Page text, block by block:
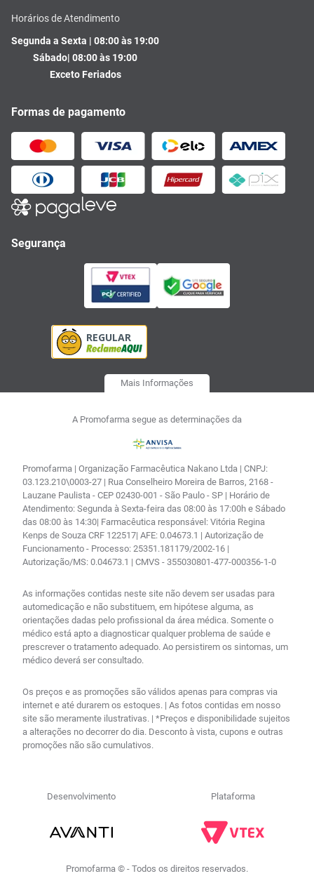
Horários de Atendimento
Segunda a Sexta | 08:00 às 19:00
Sábado| 08:00 às 19:00
Exceto Feriados
Formas de pagamento
Segurança
Mais Informações
A Promofarma segue as determinações da
Promofarma | Organização Farmacêutica Nakano Ltda | CNPJ:
03.123.210\0003-27 | Rua Conselheiro Moreira de Barros, 2168 -
Lauzane Paulista - CEP 02430-001 - São Paulo - SP | Horário de
Atendimento: Segunda à Sexta-feira das 08:00 às 17:00h e Sábado
das 08:00 às 14:30| Farmacêutica responsável: Vitória Regina
Kenps de Souza CRF 122517| AFE: 0.04673.1 | Autorização de
Funcionamento - Processo: 25351.181179/2002-16 |
Autorização/MS: 0.04673.1 | CMVS - 355030801-477-000356-1-0
As informações contidas neste site não devem ser usadas para
automedicação e não substituem, em hipótese alguma, as
orientações dadas pelo profissional da área médica. Somente o
médico está apto a diagnosticar qualquer problema de saúde e
prescrever o tratamento adequado. Ao persistirem os sintomas, um
médico deverá ser consultado.
Os preços e as promoções são válidos apenas para compras via
internet e até durarem os estoques. | As fotos contidas em nosso
site são meramente ilustrativas. | *Preços e disponibilidade sujeitos
a alterações no decorrer do dia. Desconto à vista, cupons e outras
promoções não são cumulativos.
Desenvolvimento Plataforma
Promofarma © - Todos os direitos reservados.